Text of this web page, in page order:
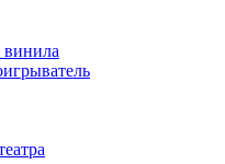
винила